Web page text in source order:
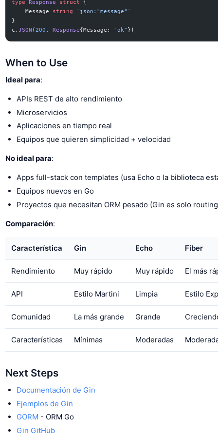
type
Response struct
{
    Message
string
`json:"message"`
}
c.JSON (200 , Response{Message: "ok" })
When to Use
Ideal para:
APIs REST de alto rendimiento
Microservicios
Aplicaciones en tiempo real
Equipos que quieren simplicidad + velocidad
No ideal para:
Apps full-stack con templates (usa Echo o la biblioteca
Equipos nuevos en Go
Proyectos que necesitan ORM pesado (Gin es solo
Comparación:
Característica Gin Echo Fiber
Rendimiento Muy rápido Muy rápido El más
API Estilo Martini Limpia Estilo
Comunidad La más grande Grande
Características Mínimas Moderadas
Next Steps
Documentación de Gin
Ejemplos de Gin
GORM - ORM Go
Gin GitHub